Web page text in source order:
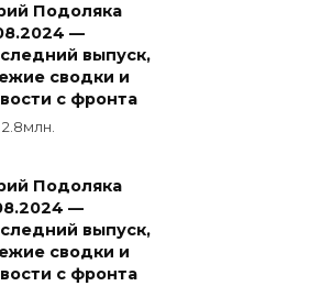
Подоляка
—
выпуск,
сводки и
с фронта
2.8млн.
Подоляка
—
выпуск,
сводки и
с фронта